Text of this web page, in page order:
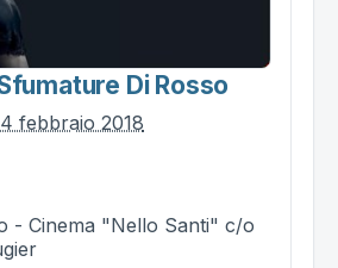
Di Rosso
febbraio 2018
- Cinema "Nello Santi" c/o